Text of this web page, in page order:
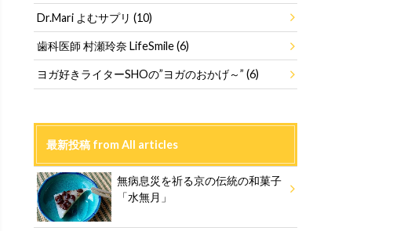
Dr.Mari よむサプリ(10)
歯科医師 村瀬玲奈 LifeSmile(6)
ヨガ好きライターSHOの”ヨガのおかげ～”(6)
最新投稿 from All articles
無病息災を祈る京の伝統の和菓子
「水無月」